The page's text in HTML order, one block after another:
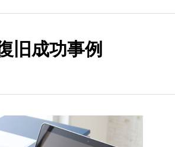
旧成功事例